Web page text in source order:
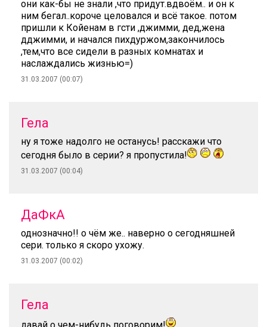
они как-бы не знали ,что придут.вдвоём.. и он к
ним бегал..короче целовался и всё такое. потом
пришли к Койенам в гсти ,джимми, дед,жена
дджимми, и начался пихдуржом,закончилось
,тем,что все сидели в разных комнатах и
наслаждались жизнью=)
31.03.2007 (00:07)
Гела
ну я тоже надолго не останусь! расскажи что
сегодня было в серии? я пропустила!
31.03.2007 (00:04)
ДаФкА
однозначно!! о чём же.. наверно о сегодняшней
сери. только я скоро ухожу.
31.03.2007 (00:02)
Гела